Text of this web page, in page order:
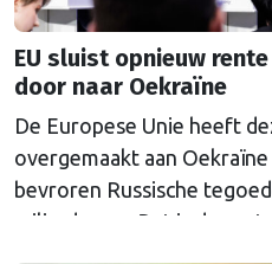
EU sluist opnieuw
door naar Oekraïne
De Europese Unie heeft
overgemaakt aan
bevroren Russische
miljard euro. Dat is de